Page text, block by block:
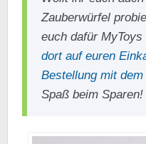
Zauberwürfel
euch dafür
dort auf euren
Bestellung mit
Spaß beim Sparen!